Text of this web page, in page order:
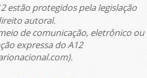
estão protegidos pela legislação
autoral.
de comunicação, eletrônico ou
expressa do A12